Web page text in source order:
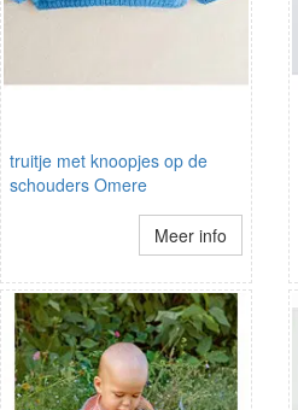
truitje met knoopjes op de
schouders Omere
Meer info